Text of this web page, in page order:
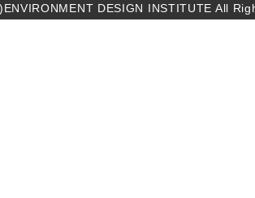
DESIGN INSTITUTE All